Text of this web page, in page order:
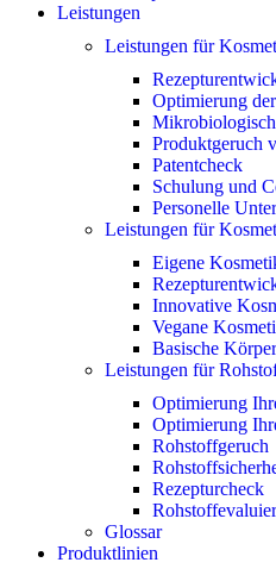
Leistungen
Leistungen für
Optimierung
Produktgeruch
Patentcheck
Schulung und
Personelle
Leistungen für
Eigene
Innovative
Vegane
Basische
Leistungen für
Optimierung
Optimierung
Rohstoffgeruch
Rezepturcheck
Glossar
Produktlinien